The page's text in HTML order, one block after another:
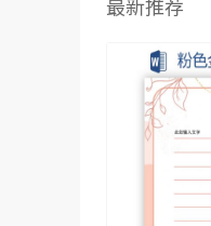
最新推荐